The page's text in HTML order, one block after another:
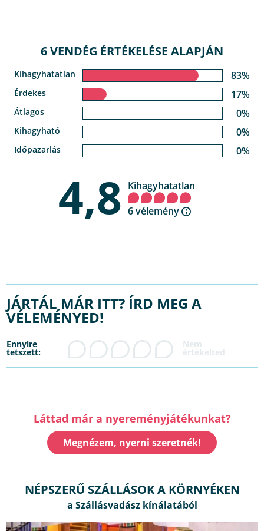
6 VENDÉG ÉRTÉKELÉSE ALAPJÁN
Kihagyhatatlan 83%
Érdekes 17%
Átlagos 0%
Kihagyható 0%
Időpazarlás 0%
4,8 Kihagyhatatlan
6 vélemény
JÁRTÁL MÁR ITT? ÍRD MEG A
VÉLEMÉNYED!
Ennyire
tetszett:
Láttad már a nyereményjátékunkat?
Megnézem, nyerni szeretnék!
NÉPSZERŰ SZÁLLÁSOK A KÖRNYÉKEN